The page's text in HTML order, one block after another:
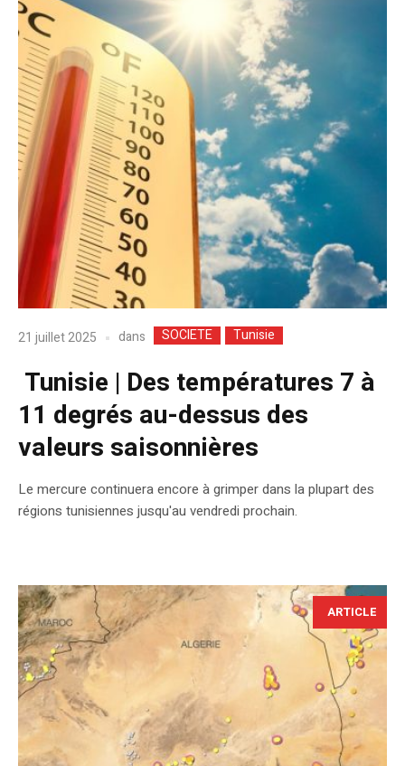
21 juillet 2025 dans SOCIETE Tunisie
Tunisie | Des températures 7 à
11 degrés au-dessus des
valeurs saisonnières
Le mercure continuera encore à grimper dans la plupart des
régions tunisiennes jusqu'au vendredi prochain.
ARTICLE